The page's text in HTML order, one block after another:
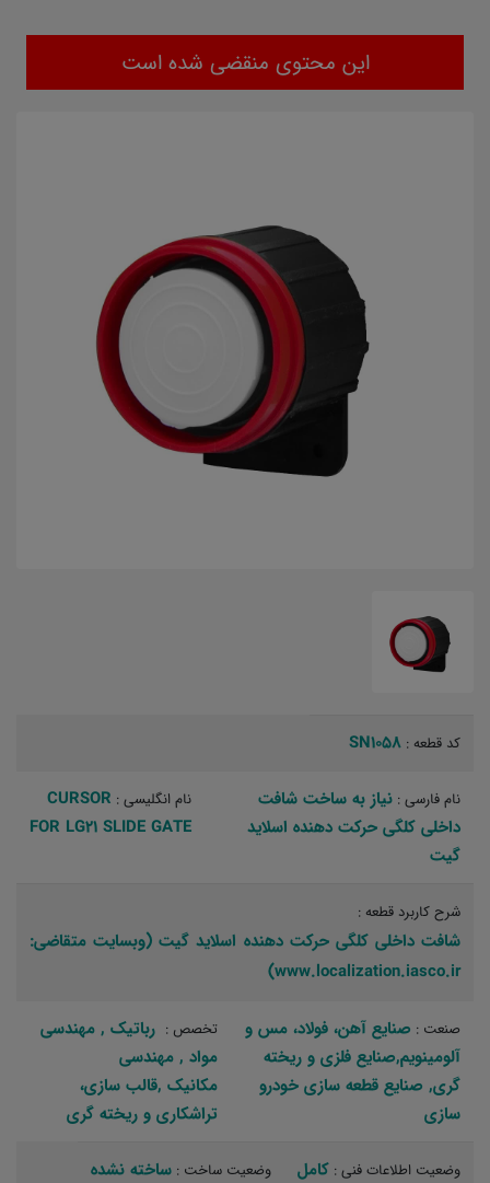
این محتوی منقضی شده است
کد قطعه : SN1058
نام فارسی : نیاز به ساخت شافت
داخلی کلگی حرکت دهنده اسلاید
گیت
نام انگلیسی : CURSOR
FOR LG21 SLIDE GATE
شرح کاربرد قطعه :
شافت داخلی کلگی حرکت دهنده اسلاید گیت (وبسایت متقاضی:
www.localization.iasco.ir)
صنعت : صنایع آهن، فولاد، مس و
آلومینویم,صنایع فلزی و ریخته
گری, صنایع قطعه سازی خودرو
سازی
تخصص : رباتیک‏ , مهندسی
مواد‏ , مهندسی
مکانیک‏ ,قالب سازی،
تراشکاری و ریخته گری‏
وضعیت اطلاعات فنی : کامل وضعیت ساخت : ساخته نشده